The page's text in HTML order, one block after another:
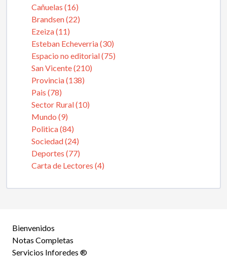
Cañuelas (16)
Brandsen (22)
Ezeiza (11)
Esteban Echeverria (30)
Espacio no editorial (75)
San Vicente (210)
Provincia (138)
Pais (78)
Sector Rural (10)
Mundo (9)
Politica (84)
Sociedad (24)
Deportes (77)
Carta de Lectores (4)
Bienvenidos
Notas Completas
Servicios Inforedes ®